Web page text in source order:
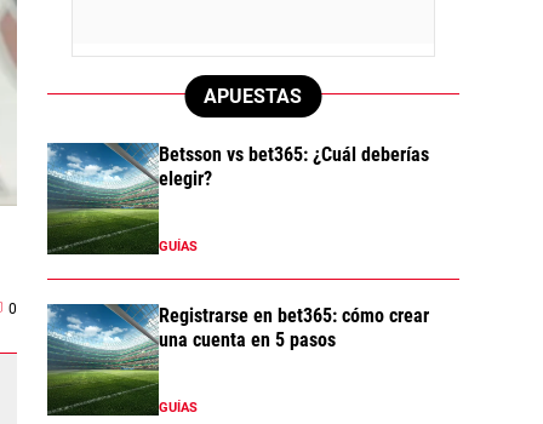
0
APUESTAS
Betsson vs bet365: ¿Cuál deberías
elegir?
GUÍAS
Registrarse en bet365: cómo crear
una cuenta en 5 pasos
GUÍAS